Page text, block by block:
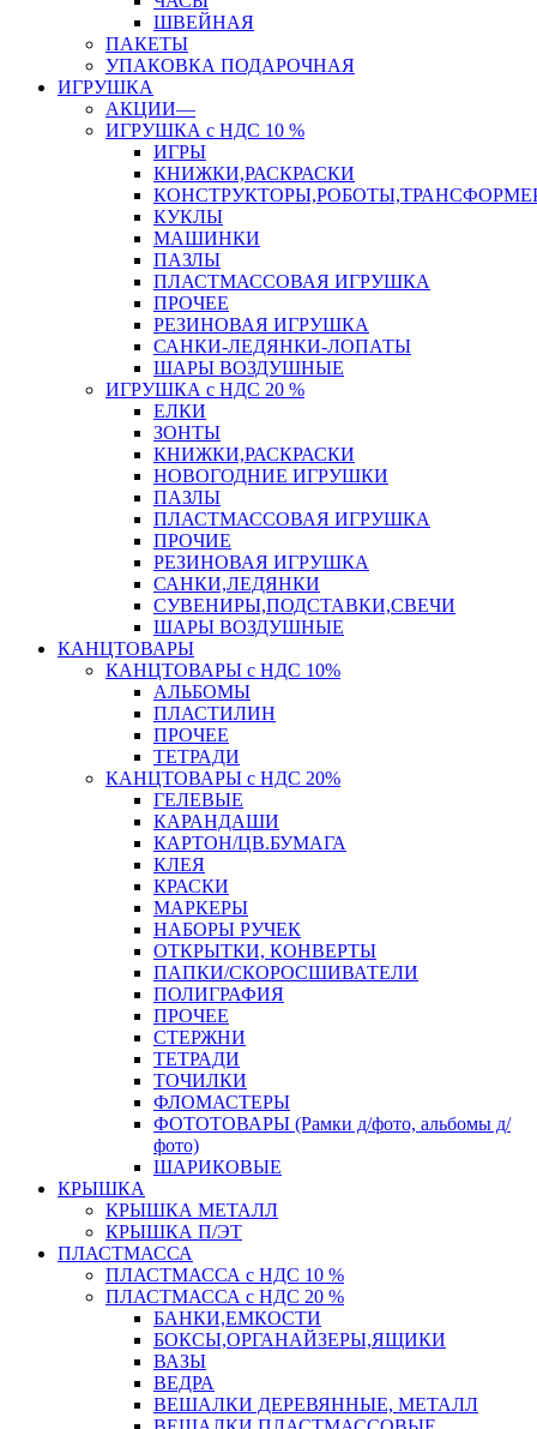
ШВЕЙНАЯ
ПАКЕТЫ
УПАКОВКА ПОДАРОЧНАЯ
ИГРУШКА
АКЦИИ—
ИГРУШКА с НДС 10 %
ИГРЫ
КНИЖКИ,РАСКРАСКИ
КУКЛЫ
МАШИНКИ
ПАЗЛЫ
ПЛАСТМАССОВАЯ ИГРУШКА
ПРОЧЕЕ
РЕЗИНОВАЯ ИГРУШКА
САНКИ-ЛЕДЯНКИ-ЛОПАТЫ
ШАРЫ ВОЗДУШНЫЕ
ИГРУШКА с НДС 20 %
ЕЛКИ
ЗОНТЫ
КНИЖКИ,РАСКРАСКИ
НОВОГОДНИЕ ИГРУШКИ
ПАЗЛЫ
ПЛАСТМАССОВАЯ ИГРУШКА
ПРОЧИЕ
РЕЗИНОВАЯ ИГРУШКА
САНКИ,ЛЕДЯНКИ
СУВЕНИРЫ,ПОДСТАВКИ,СВЕЧИ
ШАРЫ ВОЗДУШНЫЕ
КАНЦТОВАРЫ
КАНЦТОВАРЫ с НДС 10%
АЛЬБОМЫ
ПЛАСТИЛИН
ПРОЧЕЕ
ТЕТРАДИ
КАНЦТОВАРЫ с НДС 20%
ГЕЛЕВЫЕ
КАРАНДАШИ
КАРТОН/ЦВ.БУМАГА
КЛЕЯ
КРАСКИ
МАРКЕРЫ
НАБОРЫ РУЧЕК
ОТКРЫТКИ, КОНВЕРТЫ
ПАПКИ/СКОРОСШИВАТЕЛИ
ПОЛИГРАФИЯ
ПРОЧЕЕ
СТЕРЖНИ
ТЕТРАДИ
ТОЧИЛКИ
ФЛОМАСТЕРЫ
ФОТОТОВАРЫ (Рамки д/фото, альбомы д/
фото)
ШАРИКОВЫЕ
КРЫШКА
КРЫШКА МЕТАЛЛ
КРЫШКА П/ЭТ
ПЛАСТМАССА
ПЛАСТМАССА с НДС 10 %
ПЛАСТМАССА с НДС 20 %
БАНКИ,ЕМКОСТИ
БОКСЫ,ОРГАНАЙЗЕРЫ,ЯЩИКИ
ВАЗЫ
ВЕДРА
ВЕШАЛКИ ДЕРЕВЯННЫЕ, МЕТАЛЛ